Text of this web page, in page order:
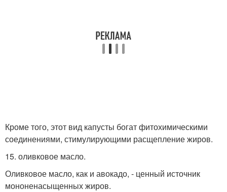
Кроме того, этот вид капусты богат фитохимическими
соединениями, стимулирующими расщепление жиров.
15. оливковое масло.
Оливковое масло, как и авокадо, - ценный источник
мононенасыщенных жиров.